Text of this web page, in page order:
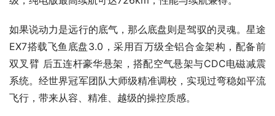
如果说动力是远行的底气，那么底盘则是驾驭的灵魂。星途
EX7搭载飞鱼底盘3.0，采用百万级全铝合金架构，配备前
双叉臂 后五连杆豪华悬架，搭配空气悬架与CDC电磁减震
系统。经世界冠军团队大师级精准调校，实现过弯稳如平流
飞行，带来从容、精准、越级的操控质感。